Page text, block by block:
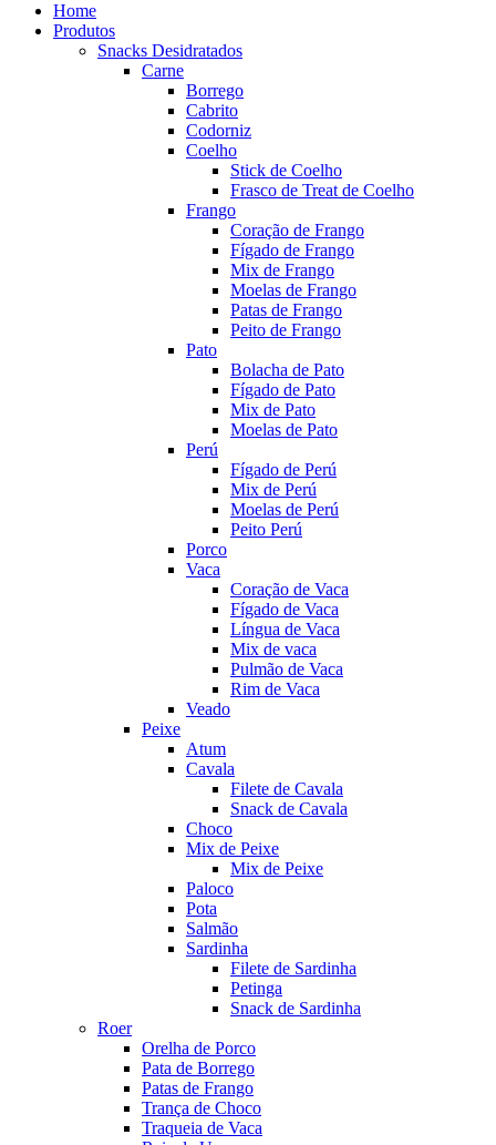
Home
Produtos
Snacks Desidratados
Carne
Borrego
Cabrito
Codorniz
Coelho
Stick de Coelho
Frasco de Treat de Coelho
Frango
Coração de Frango
Fígado de Frango
Mix de Frango
Moelas de Frango
Patas de Frango
Peito de Frango
Pato
Bolacha de Pato
Fígado de Pato
Mix de Pato
Moelas de Pato
Perú
Fígado de Perú
Mix de Perú
Moelas de Perú
Peito Perú
Porco
Vaca
Coração de Vaca
Fígado de Vaca
Língua de Vaca
Mix de vaca
Pulmão de Vaca
Rim de Vaca
Veado
Peixe
Atum
Cavala
Filete de Cavala
Snack de Cavala
Choco
Mix de Peixe
Mix de Peixe
Paloco
Pota
Salmão
Sardinha
Filete de Sardinha
Petinga
Snack de Sardinha
Roer
Orelha de Porco
Pata de Borrego
Patas de Frango
Trança de Choco
Traqueia de Vaca